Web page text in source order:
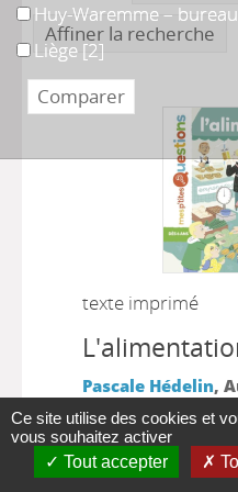
Affiner la recherche
texte imprimé
Pascale Hédelin,
Grand, Auteur|
Editions Milan
|2018
Huy-Waremme – bureau
Huy-Waremme –
Liège
Liège [2]
Ce site utilise des cookies et
vous souhaitez activer
Tout accepter